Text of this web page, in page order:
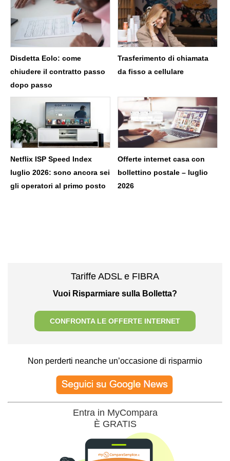
Disdetta Eolo: come
chiudere il contratto passo
dopo passo
Trasferimento di chiamata
da fisso a cellulare
Netflix ISP Speed Index
luglio 2026: sono ancora sei
gli operatori al primo posto
Offerte internet casa con
bollettino postale – luglio
2026
Tariffe ADSL e FIBRA
Vuoi Risparmiare sulla Bolletta?
CONFRONTA LE OFFERTE INTERNET
Non perderti neanche un’occasione di risparmio
Entra in MyCompara
È GRATIS